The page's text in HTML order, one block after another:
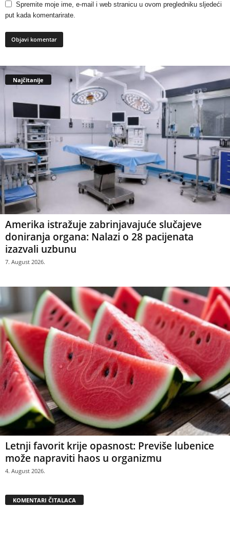
Spremite moje ime, e-mail i web stranicu u ovom pregledniku sljedeći
put kada komentarirate.
Najčitanije
Amerika istražuje zabrinjavajuće slučajeve
doniranja organa: Nalazi o 28 pacijenata
izazvali uzbunu
7. August 2026.
Letnji favorit krije opasnost: Previše lubenice
može napraviti haos u organizmu
4. August 2026.
KOMENTARI ČITALACA